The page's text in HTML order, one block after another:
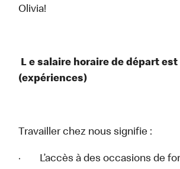
Olivia!
L e salaire horaire de départ est
(expériences)
Travailler chez nous signifie :
· L’accès à des occasions de